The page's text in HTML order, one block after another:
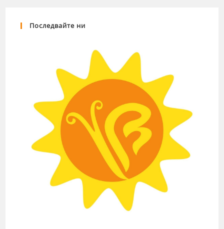
Последвайте ни